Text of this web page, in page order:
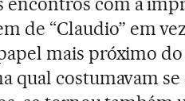
de “Claudio” em
mais próximo
qual costumavam